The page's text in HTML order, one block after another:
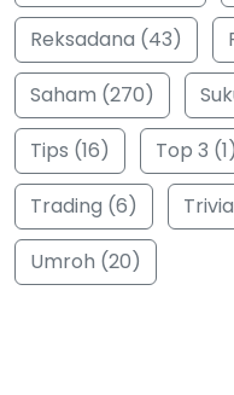
Reksadana (43)
Saham (270)
Tips (16)
Top 3 (1)
Trading (6)
Umroh (20)